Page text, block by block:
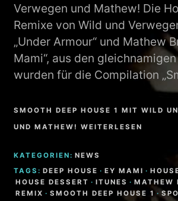
Verwegen und Mathew! Die
Remixe von Wild und
„Under Armour“ und Mathew
Mami“, aus den
wurden für die Compilation
SMOOTH DEEP HOUSE 1 MIT WILD
UND MATHEW! WEITERLESEN
KATEGORIEN: NEWS
TAGS: DEEP HOUSE · EY MAMI ·
HOUSE DESSERT · ITUNES · MATHEW
REMIX · SMOOTH DEEP HOUSE 1 ·